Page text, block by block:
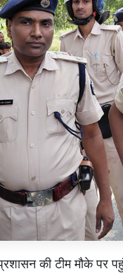
की टीम मौके पर